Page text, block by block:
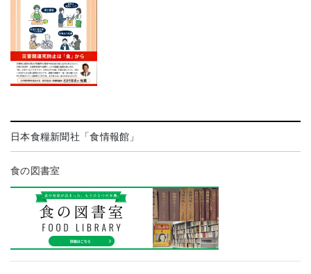
日本食糧新聞社「食情報館」
食の図書室